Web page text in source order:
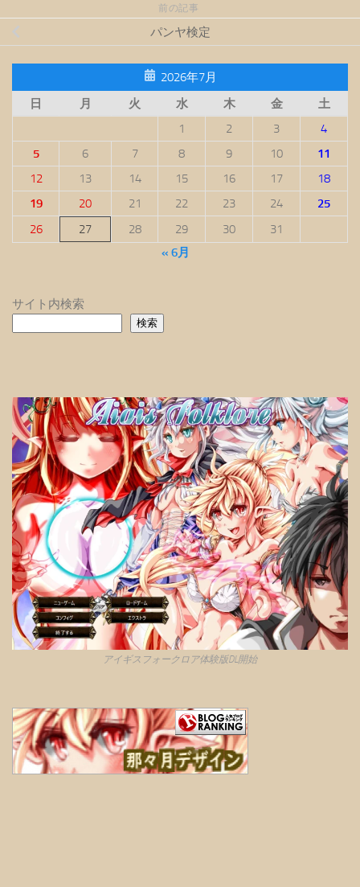
前の記事
パンヤ検定
2026年7月
日
月 火 水 木 金
土
1
2 3
4
5
6 7 8 9 10
11
12
13 14 15 16 17
18
19
20 21 22 23 24
25
26
27 28 29 30
31
« 6月
サイト内検索
検索
アイギスフォークロア体験版DL開始